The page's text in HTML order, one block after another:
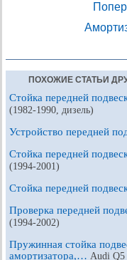
ПОХОЖИЕ СТАТЬИ
Стойка передней
(1982-1990, дизель)
Устройство передней
Стойка передней
(1994-2001)
Стойка передней
Проверка передней
(1994-2002)
Пружинная стойка
амортизатора,… Audi Q5